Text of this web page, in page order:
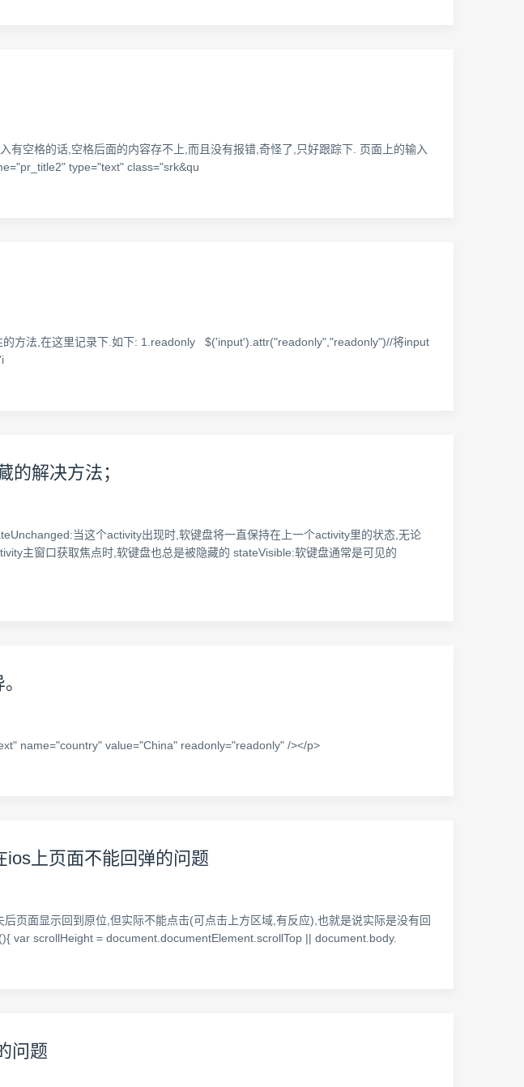
空格的话,空格后面的内容存不上,而且没有报错,奇怪了,只好跟踪下. 页面上的输入
type="text" class="srk&qu
方法,在这里记录下.如下: 1.readonly $('input').attr("readonly","readonly")//将input
的解决方法；
当这个activity出现时,软键盘将一直保持在上一个activity里的状态,无论
主窗口获取焦点时,软键盘也总是被隐藏的 stateVisible:软键盘通常是可见的
name="country" value="China" readonly="readonly" /></p>
上页面不能回弹的问题
页面显示回到原位,但实际不能点击(可点击上方区域,有反应),也就是说实际是没有回
scrollHeight = document.documentElement.scrollTop || document.body.
问题